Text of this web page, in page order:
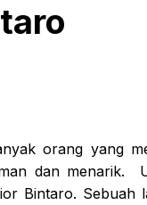
orang yang
dan menarik.
Bintaro. Sebuah